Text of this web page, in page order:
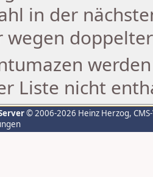
in der
wegen
Liste nicht
© 2006-2026 Heinz Herzog,